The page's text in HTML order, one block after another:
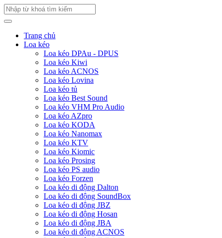
Trang chủ
Loa kéo
Loa kéo DPAu - DPUS
Loa kéo Kiwi
Loa kéo ACNOS
Loa kéo Lovina
Loa kéo tủ
Loa kéo Best Sound
Loa kéo VHM Pro Audio
Loa kéo AZpro
Loa kéo KODA
Loa kéo Nanomax
Loa kéo KTV
Loa kéo Kiomic
Loa kéo Prosing
Loa kéo PS audio
Loa kéo Forzen
Loa kéo di động Dalton
Loa kéo di động SoundBox
Loa kéo di động JBZ
Loa kéo di động Hosan
Loa kéo di động JBA
Loa kéo di động ACNOS